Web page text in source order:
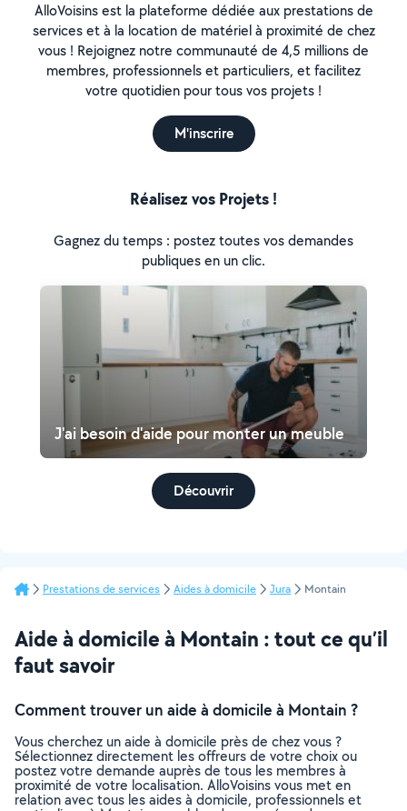
AlloVoisins est la plateforme dédiée aux prestations de
services et à la location de matériel à proximité de chez
vous ! Rejoignez notre communauté de 4,5 millions de
membres, professionnels et particuliers, et facilitez
votre quotidien pour tous vos projets !
M'inscrire
Réalisez vos Projets !
Gagnez du temps : postez toutes vos demandes
publiques en un clic.
J'ai besoin d'aide pour monter un meuble
Découvrir
Prestations de services Aides à domicile Jura Montain
Aide à domicile à Montain : tout ce qu’il
faut savoir
Comment trouver un aide à domicile à Montain ?
Vous cherchez un aide à domicile près de chez vous ?
Sélectionnez directement les offreurs de votre choix ou
postez votre demande auprès de tous les membres à
proximité de votre localisation. AlloVoisins vous met en
relation avec tous les aides à domicile, professionnels et